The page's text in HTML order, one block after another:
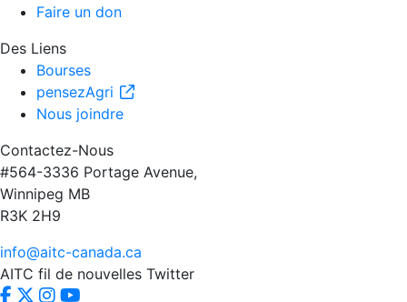
Faire un don
Des Liens
Bourses
pensezAgri
Nous joindre
Contactez-Nous
#564-3336 Portage Avenue,
Winnipeg MB
R3K 2H9
info@aitc-canada.ca
AITC fil de nouvelles Twitter